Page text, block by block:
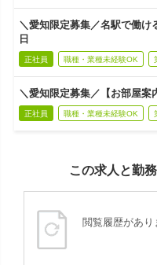
＼愛知限定募集／名駅で働け
日
正社員 職種・業種未経験OK
＼愛知限定募集／【お部屋案
正社員 職種・業種未経験OK
この求人と勤
閲覧履歴があ